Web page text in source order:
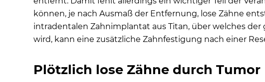
können, je nach Ausmaß der Entfernung, lose Zähne
intradentalen Zahnimplantat aus Titan, über welches
wird, kann eine zusätzliche Zahnfestigung nach einer
Plötzlich lose Zähne durch Tumor